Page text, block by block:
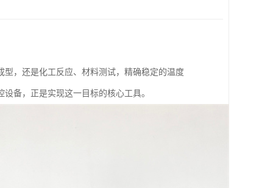
，还是化工反应、材料测试，精确稳定的温度
备，正是实现这一目标的核心工具。